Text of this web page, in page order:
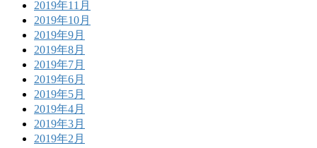
2019年11月
2019年10月
2019年9月
2019年8月
2019年7月
2019年6月
2019年5月
2019年4月
2019年3月
2019年2月